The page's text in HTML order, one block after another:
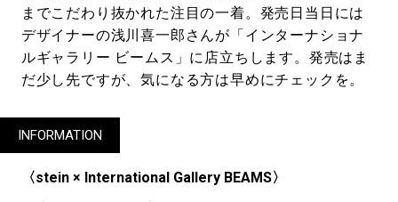
までこだわり抜かれた注目の一着。発売日当日には
デザイナーの浅川喜一郎さんが「インターナショナ
ルギャラリー ビームス」に店立ちします。発売はま
だ少し先ですが、気になる方は早めにチェックを。
INFORMATION
〈stein × International Gallery BEAMS〉